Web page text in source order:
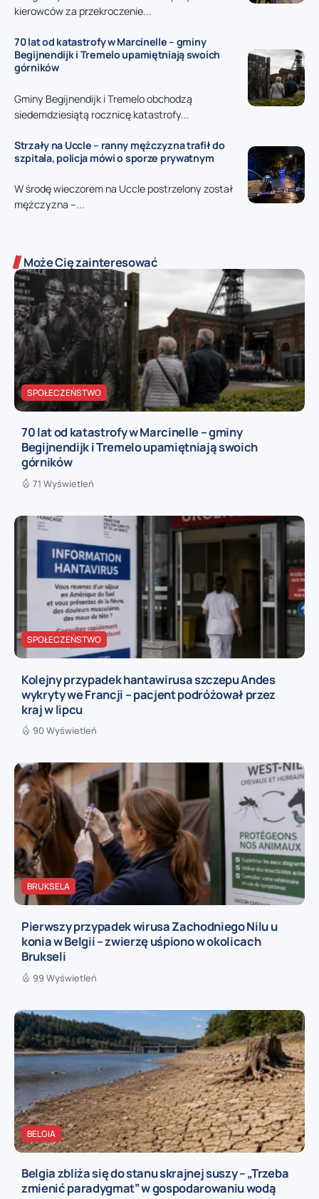
kierowców za przekroczenie...
70 lat od katastrofy w Marcinelle – gminy
Begijnendijk i Tremelo upamiętniają swoich
górników
Gminy Begijnendijk i Tremelo obchodzą
siedemdziesiątą rocznicę katastrofy...
Strzały na Uccle – ranny mężczyzna trafił do
szpitala, policja mówi o sporze prywatnym
W środę wieczorem na Uccle postrzelony został
mężczyzna –...
Może Cię zainteresować
SPOŁECZEŃSTWO
70 lat od katastrofy w Marcinelle – gminy
Begijnendijk i Tremelo upamiętniają swoich
górników
71 Wyświetleń
SPOŁECZEŃSTWO
Kolejny przypadek hantawirusa szczepu Andes
wykryty we Francji – pacjent podróżował przez
kraj w lipcu
90 Wyświetleń
BRUKSELA
Pierwszy przypadek wirusa Zachodniego Nilu u
konia w Belgii – zwierzę uśpiono w okolicach
Brukseli
99 Wyświetleń
BELGIA
Belgia zbliża się do stanu skrajnej suszy – „Trzeba
zmienić paradygmat” w gospodarowaniu wodą